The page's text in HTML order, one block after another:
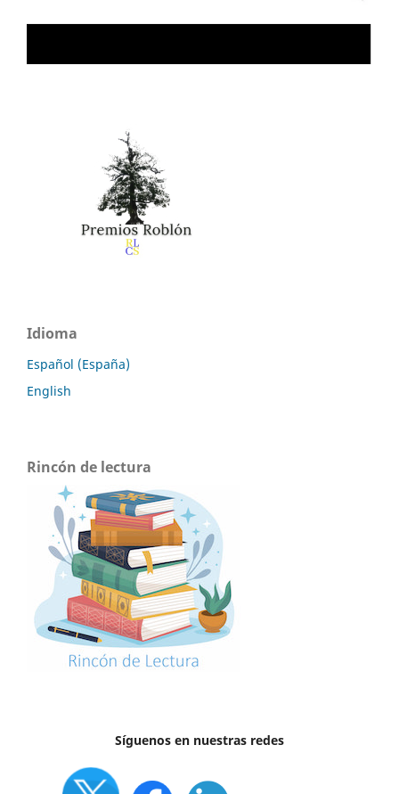
Idioma
Español (España)
English
Rincón de lectura
Síguenos en nuestras redes